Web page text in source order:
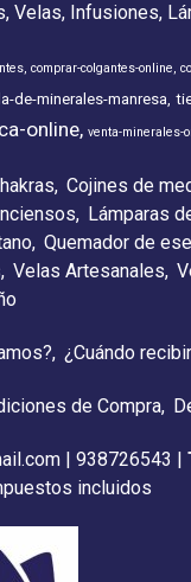
Infusiones,
comprar-colgantes-online
de-minerales-manresa
online venta-minerales-
Cojines de
Lámparas
Quemador de
Velas Artesanales
¿Cuándo
de Compra
|938726543 |
incluidos